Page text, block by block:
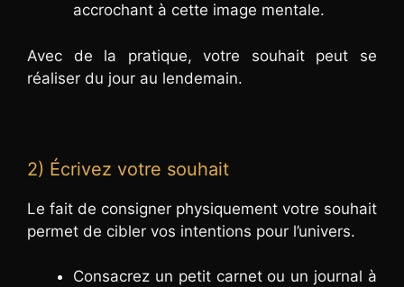
accrochant à cette image mentale.
Avec de la pratique, votre souhait peut se
réaliser du jour au lendemain.
2) Écrivez votre souhait
Le fait de consigner physiquement votre souhait
permet de cibler vos intentions pour l’univers.
Consacrez un petit carnet ou un journal à